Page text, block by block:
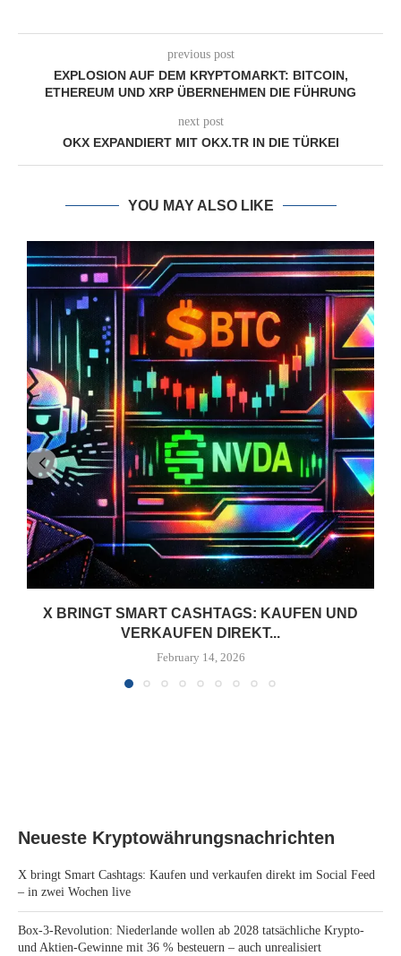
previous post
EXPLOSION AUF DEM KRYPTOMARKT: BITCOIN,
ETHEREUM UND XRP ÜBERNEHMEN DIE FÜHRUNG
next post
OKX EXPANDIERT MIT OKX.TR IN DIE TÜRKEI
YOU MAY ALSO LIKE
X BRINGT SMART CASHTAGS: KAUFEN UND
VERKAUFEN DIREKT...
February 14, 2026
Neueste Kryptowährungsnachrichten
X bringt Smart Cashtags: Kaufen und verkaufen direkt im Social Feed
– in zwei Wochen live
Box-3-Revolution: Niederlande wollen ab 2028 tatsächliche Krypto-
und Aktien-Gewinne mit 36 % besteuern – auch unrealisiert